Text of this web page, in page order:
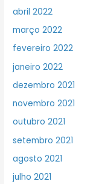
abril 2022
março 2022
fevereiro 2022
janeiro 2022
dezembro 2021
novembro 2021
outubro 2021
setembro 2021
agosto 2021
julho 2021